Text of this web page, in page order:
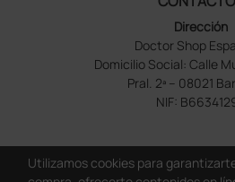
Dirección
Doctor Shop
Domicilio Social: Calle
Pral. 2ª – 08021
NIF:
Utilizamos cookies para